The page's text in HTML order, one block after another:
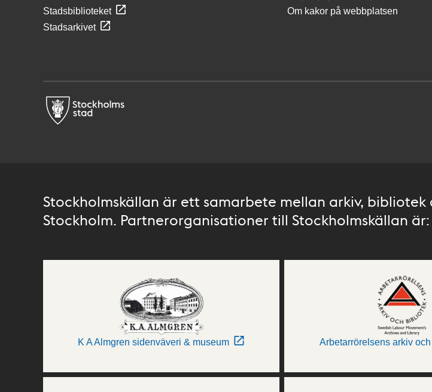
Stadsbiblioteket
Stadsarkivet
Om kakor på webbplatsen
Stockholmskällan är ett samarbete mellan arkiv, bibliotek
Stockholm. Partnerorganisationer till Stockholmskällan är:
K A Almgren sidenväveri & museum Arbetarrörelsens arkiv